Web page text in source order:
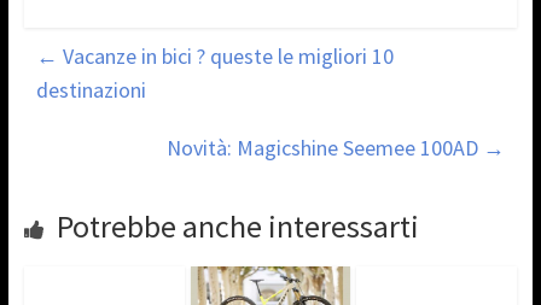
← Vacanze in bici ? queste le migliori 10
destinazioni
Novità: Magicshine Seemee 100AD →
Potrebbe anche interessarti